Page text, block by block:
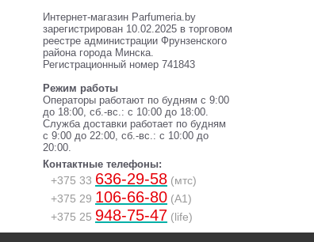
Интернет-магазин Parfumeria.by
зарегистрирован 10.02.2025 в торговом
реестре администрации Фрунзенского
района города Минска.
Регистрационный номер 741843
Режим работы
Операторы работают по будням с 9:00
до 18:00, сб.-вс.: с 10:00 до 18:00.
Служба доставки работает по будням
с 9:00 до 22:00, сб.-вс.: с 10:00 до
20:00.
Контактные телефоны:
+375 33 636-29-58 (мтс)
+375 29 106-66-80 (A1)
+375 25 948-75-47 (life)